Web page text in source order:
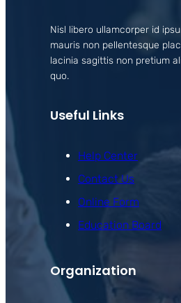
Nisl libero ullamcorper id
mauris non pellentesque
lacinia sagittis non pretium
quo.
Useful Links
Help Center
Contact Us
Online Form
Education Board
Organization